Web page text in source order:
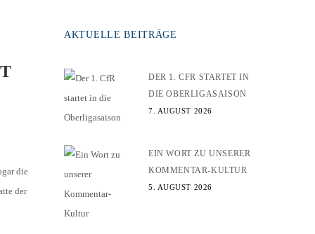
die
der
AKTUELLE BEITRÄGE
DER 1. CFR STARTET IN
DIE OBERLIGASAISON
7. AUGUST 2026
EIN WORT ZU UNSERER
KOMMENTAR-KULTUR
5. AUGUST 2026